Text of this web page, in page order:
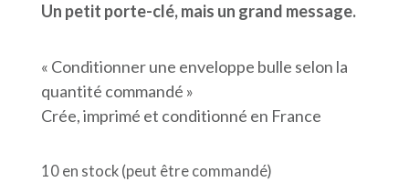
Un petit porte-clé, mais un grand message.
« Conditionner une enveloppe bulle selon la
quantité commandé »
Crée, imprimé et conditionné en France
10 en stock (peut être commandé)